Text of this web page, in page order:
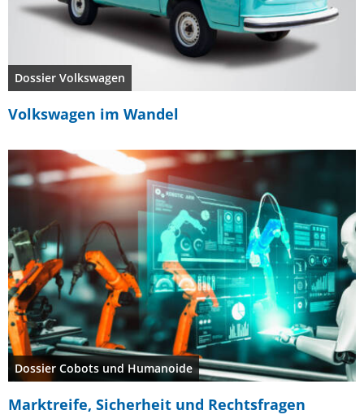
Dossier Volkswagen
Volkswagen im Wandel
Dossier Cobots und Humanoide
Marktreife, Sicherheit und Rechtsfragen